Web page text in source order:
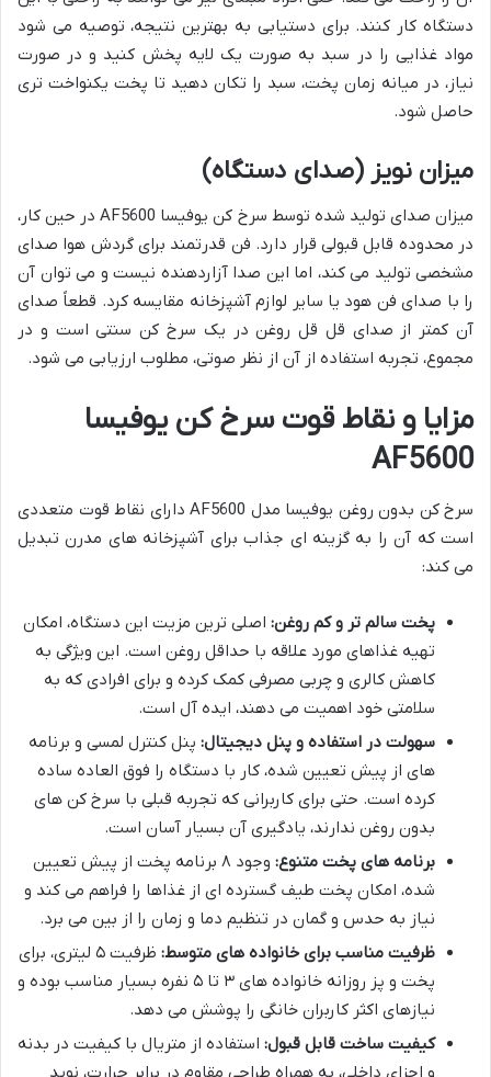
دستگاه کار کنند. برای دستیابی به بهترین نتیجه، توصیه می شود
مواد غذایی را در سبد به صورت یک لایه پخش کنید و در صورت
نیاز، در میانه زمان پخت، سبد را تکان دهید تا پخت یکنواخت تری
حاصل شود.
میزان نویز (صدای دستگاه)
میزان صدای تولید شده توسط سرخ کن یوفیسا AF5600 در حین کار،
در محدوده قابل قبولی قرار دارد. فن قدرتمند برای گردش هوا صدای
مشخصی تولید می کند، اما این صدا آزاردهنده نیست و می توان آن
را با صدای فن هود یا سایر لوازم آشپزخانه مقایسه کرد. قطعاً صدای
آن کمتر از صدای قل قل روغن در یک سرخ کن سنتی است و در
مجموع، تجربه استفاده از آن از نظر صوتی، مطلوب ارزیابی می شود.
مزایا و نقاط قوت سرخ کن یوفیسا
AF5600
سرخ کن بدون روغن یوفیسا مدل AF5600 دارای نقاط قوت متعددی
است که آن را به گزینه ای جذاب برای آشپزخانه های مدرن تبدیل
می کند:
پخت سالم تر و کم روغن: اصلی ترین مزیت این دستگاه، امکان
تهیه غذاهای مورد علاقه با حداقل روغن است. این ویژگی به
کاهش کالری و چربی مصرفی کمک کرده و برای افرادی که به
سلامتی خود اهمیت می دهند، ایده آل است.
سهولت در استفاده و پنل دیجیتال: پنل کنترل لمسی و برنامه
های از پیش تعیین شده، کار با دستگاه را فوق العاده ساده
کرده است. حتی برای کاربرانی که تجربه قبلی با سرخ کن های
بدون روغن ندارند، یادگیری آن بسیار آسان است.
برنامه های پخت متنوع:
وجود ۸ برنامه پخت از پیش تعیین
شده، امکان پخت طیف گسترده ای از غذاها را فراهم می کند و
نیاز به حدس و گمان در تنظیم دما و زمان را از بین می برد.
ظرفیت مناسب برای خانواده های متوسط:
ظرفیت ۵ لیتری، برای
پخت و پز روزانه خانواده های ۳ تا ۵ نفره بسیار مناسب بوده و
نیازهای اکثر کاربران خانگی را پوشش می دهد.
کیفیت ساخت قابل قبول: استفاده از متریال با کیفیت در بدنه